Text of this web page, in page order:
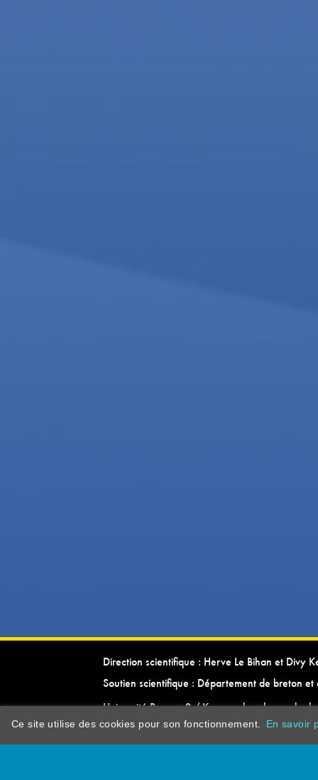
Direction scientifique : Herve Le Bihan et Divy
Soutien scientifique : Département de breton et
Université Rennes 2 / Kevrenn brezhoneg ha
Ce site utilise des cookies pour son fonctionnement. En savoir